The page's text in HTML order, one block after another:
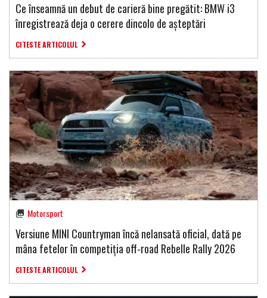
Ce înseamnă un debut de carieră bine pregătit: BMW i3
înregistrează deja o cerere dincolo de așteptări
CITESTE ARTICOLUL
Motorsport
Versiune MINI Countryman încă nelansată oficial, dată pe
mâna fetelor în competiția off-road Rebelle Rally 2026
CITESTE ARTICOLUL